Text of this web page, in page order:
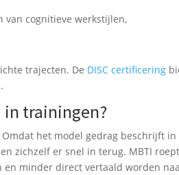
van cognitieve werkstijlen,
trajecten. De DISC certificering
in trainingen?
het model gedrag beschrijft in
zichzelf er snel in terug. MBTI
en minder direct vertaald worden